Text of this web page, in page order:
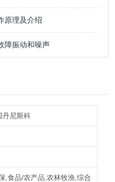
原理及介绍
障振动和噪声
丹尼斯科
,食品/农产品,农林牧渔,综合